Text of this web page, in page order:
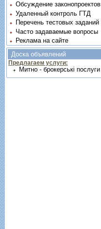
Обсуждение законопроектов
Удаленный контроль ГТД
Перечень тестовых заданий
Часто задаваемые вопросы
Реклама на сайте
Доска объявлений
Предлагаем услуги:
Митно - брокерські послуги